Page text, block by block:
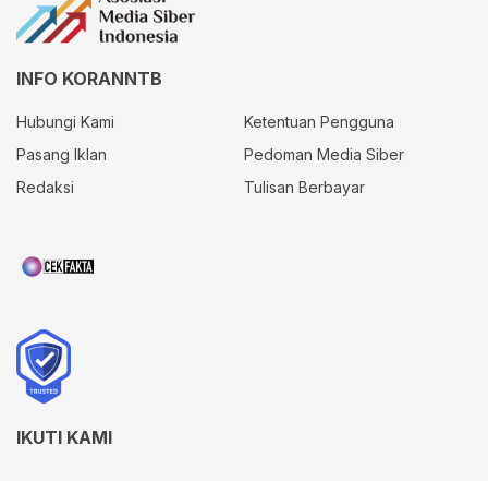
INFO KORANNTB
Hubungi Kami
Ketentuan Pengguna
Pasang Iklan
Pedoman Media Siber
Redaksi
Tulisan Berbayar
IKUTI KAMI